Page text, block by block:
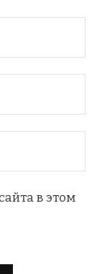
в этом